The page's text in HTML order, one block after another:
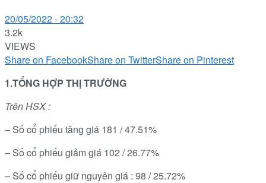
20/05/2022 - 20:32
3.2k
VIEWS
Share on FacebookShare on TwitterShare on Pinterest
1.TỔNG HỢP THỊ TRƯỜNG
Trên HSX :
– Số cổ phiếu tăng giá 181 / 47.51%
– Số cổ phiếu giảm giá 102 / 26.77%
– Số cổ phiếu giữ nguyên giá : 98 / 25.72%